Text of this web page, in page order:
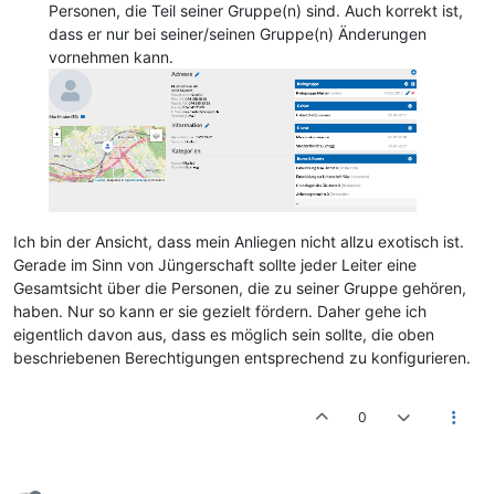
Personen, die Teil seiner Gruppe(n) sind. Auch korrekt ist,
dass er nur bei seiner/seinen Gruppe(n) Änderungen
vornehmen kann.
Ich bin der Ansicht, dass mein Anliegen nicht allzu exotisch ist.
Gerade im Sinn von Jüngerschaft sollte jeder Leiter eine
Gesamtsicht über die Personen, die zu seiner Gruppe gehören,
haben. Nur so kann er sie gezielt fördern. Daher gehe ich
eigentlich davon aus, dass es möglich sein sollte, die oben
beschriebenen Berechtigungen entsprechend zu konfigurieren.
0